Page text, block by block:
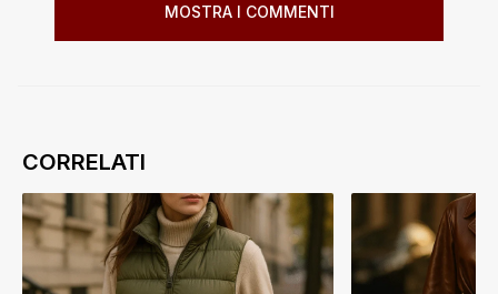
MOSTRA I COMMENTI